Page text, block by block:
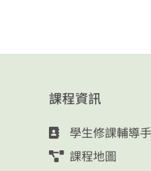
課程資訊
學生修課輔導
課程地圖